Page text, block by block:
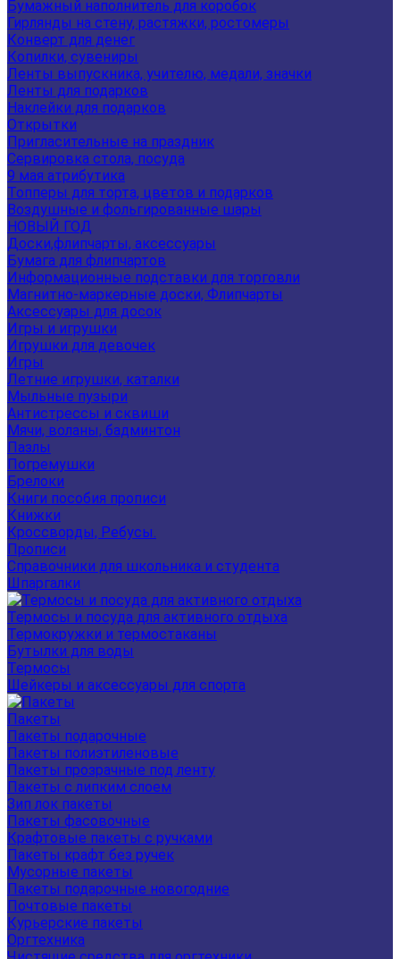
Бумажный наполнитель для коробок
Гирлянды на стену, растяжки, ростомеры
Конверт для денег
Копилки, сувениры
Ленты выпускника, учителю, медали, значки
Ленты для подарков
Наклейки для подарков
Открытки
Пригласительные на праздник
Сервировка стола, посуда
9 мая атрибутика
Топперы для торта, цветов и подарков
Воздушные и фольгированные шары
НОВЫЙ ГОД
Доски,флипчарты, аксессуары
Бумага для флипчартов
Информационные подставки для торговли
Магнитно-маркерные доски, Флипчарты
Аксессуары для досок
Игры и игрушки
Игрушки для девочек
Игры
Летние игрушки, каталки
Мыльные пузыри
Антистрессы и сквиши
Мячи, воланы, бадминтон
Пазлы
Погремушки
Брелоки
Книги пособия прописи
Книжки
Кроссворды, Ребусы.
Прописи
Справочники для школьника и студента
Шпаргалки
Термосы и посуда для активного отдыха
Термокружки и термостаканы
Бутылки для воды
Термосы
Шейкеры и аксессуары для спорта
Пакеты
Пакеты подарочные
Пакеты полиэтиленовые
Пакеты прозрачные под ленту
Пакеты с липким слоем
Зип лок пакеты
Пакеты фасовочные
Крафтовые пакеты с ручками
Пакеты крафт без ручек
Мусорные пакеты
Пакеты подарочные новогодние
Почтовые пакеты
Курьерские пакеты
Оргтехника